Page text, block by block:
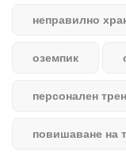
неправилно
оземпик
персонален
повишаване на